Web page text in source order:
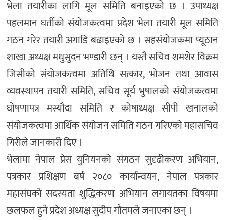
भेला तयारीका लागि मूल समिति बनाइएको छ । उपाध्यक्ष
पहलमान घर्तीको संयोजकत्वमा प्रदेश भेला तयारी मूल समिति
गठन गरेर तयारी अगाडि बढाइएको छ । सहसंयोजकमा प्यूठान
शाखा अध्यक्ष मधुसुदन भण्डारी छन् । यस्तै सचिव शमशेर विक्रम
जिसीको संयोजकत्वमा अतिथि सत्कार, भोजन तथा आवास
व्यवस्थापन तयारी समिति, सचिव सूर्य भुषालको संयोजकत्वमा
घोषणापत्र मस्यौदा समिति र कोषाध्यक्ष सीपी खनालको
संयोजकत्वमा आर्थिक संयोजन समिति गठन गरिएको महासचिव
गिरीले जानकारी दिए ।
भेलामा नेपाल प्रेस युनियनको संगठन सुदृढीकरण अभियान,
पत्रकार प्रशिक्षण बर्ष २०८० कार्यान्वयन, नेपाल पत्रकार
महासंघको सदस्यता शुद्धिकरण अभियान लगायतका विषयमा
छलफल हुने प्रदेश अध्यक्ष सुदीप गौतमले जनाएका छन् ।